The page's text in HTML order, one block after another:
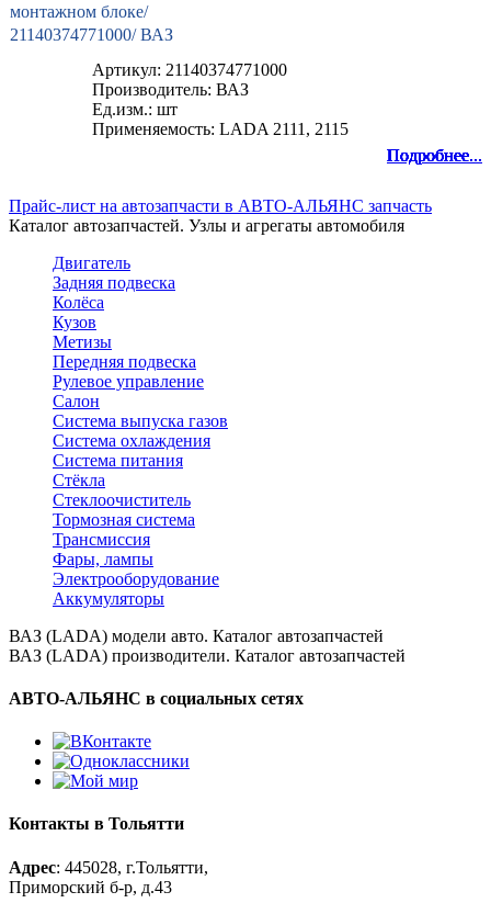
Подробнее...
Подробнее...
Подробнее...
Подробнее...
Подробнее...
Подробнее...
Подробнее...
Подробнее...
монтажном блоке/
21140374771000/ ВАЗ
Артикул: 21140374771000
Производитель: ВАЗ
Ед.изм.: шт
Применяемость: LADA 2111, 2115
Подробнее...
Прайс-лист на автозапчасти в АВТО-АЛЬЯНС запчасть
Каталог автозапчастей. Узлы и агрегаты автомобиля
Двигатель
Задняя подвеска
Колёса
Кузов
Метизы
Передняя подвеска
Рулевое управление
Салон
Система выпуска газов
Система охлаждения
Система питания
Стёкла
Стеклоочиститель
Тормозная система
Трансмиссия
Фары, лампы
Электрооборудование
Аккумуляторы
ВАЗ (LADA) модели авто. Каталог автозапчастей
ВАЗ (LADA) производители. Каталог автозапчастей
АВТО-АЛЬЯНС в социальных сетях
Контакты в Тольятти
Адрес: 445028, г.Тольятти,
Приморский б-р, д.43